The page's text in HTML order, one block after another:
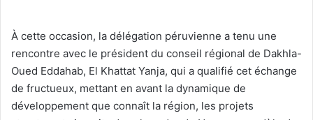
À cette occasion, la délégation péruvienne a tenu une
rencontre avec le président du conseil régional de Dakhla-
Oued Eddahab, El Khattat Yanja, qui a qualifié cet échange
de fructueux, mettant en avant la dynamique de
développement que connaît la région, les projets